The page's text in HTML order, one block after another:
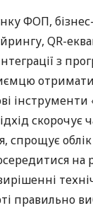
ФОП,
QR-
з
скорочує
спрощує
на
правильно